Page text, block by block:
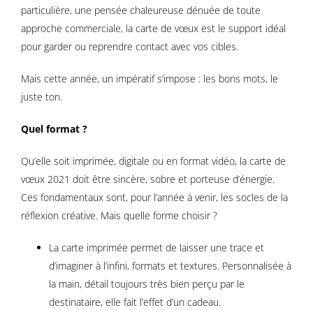
particulière, une pensée chaleureuse dénuée de toute
approche commerciale, la carte de vœux est le support idéal
pour garder ou reprendre contact avec vos cibles.
Mais cette année, un impératif s’impose : les bons mots, le
juste ton.
Quel format ?
Qu’elle soit imprimée, digitale ou en format vidéo, la carte de
vœux 2021 doit être sincère, sobre et porteuse d’énergie.
Ces fondamentaux sont, pour l’année à venir, les socles de la
réflexion créative. Mais quelle forme choisir ?
La carte imprimée permet de laisser une trace et
d’imaginer à l’infini, formats et textures. Personnalisée à
la main, détail toujours très bien perçu par le
destinataire, elle fait l’effet d’un cadeau.